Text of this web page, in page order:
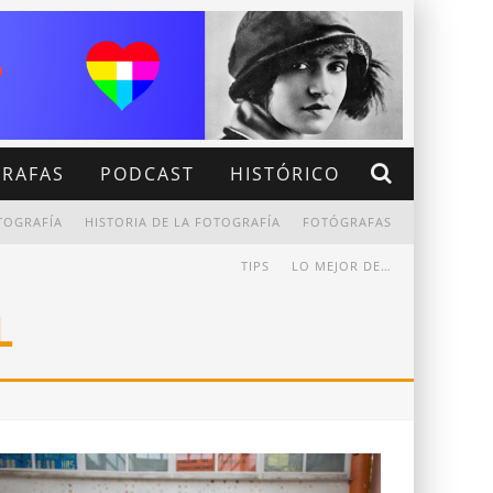
PODCAST HISTÓRICO
FOTÓGRAFAS
HISTORIA DE LA FOTOGRAFÍA
LO MEJOR DE…
TIPS